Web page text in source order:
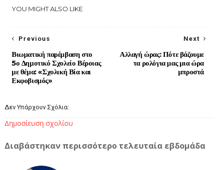
YOU MIGHT ALSO LIKE
Next
Αλλαγή ώρας: Πότε βάζουμε
τα ρολόγια μας μια ώρα
μπροστά
Previous
Βιωματική παρέμβαση στο
5ο Δημοτικό Σχολείο Βέροιας
με θέμα: «Σχολική Βία και
Εκφοβισμός»
Δεν Υπάρχουν Σχόλια:
Δημοσίευση σχολίου
Διαβάστηκαν περισσότερο τελευταία εβδομάδα